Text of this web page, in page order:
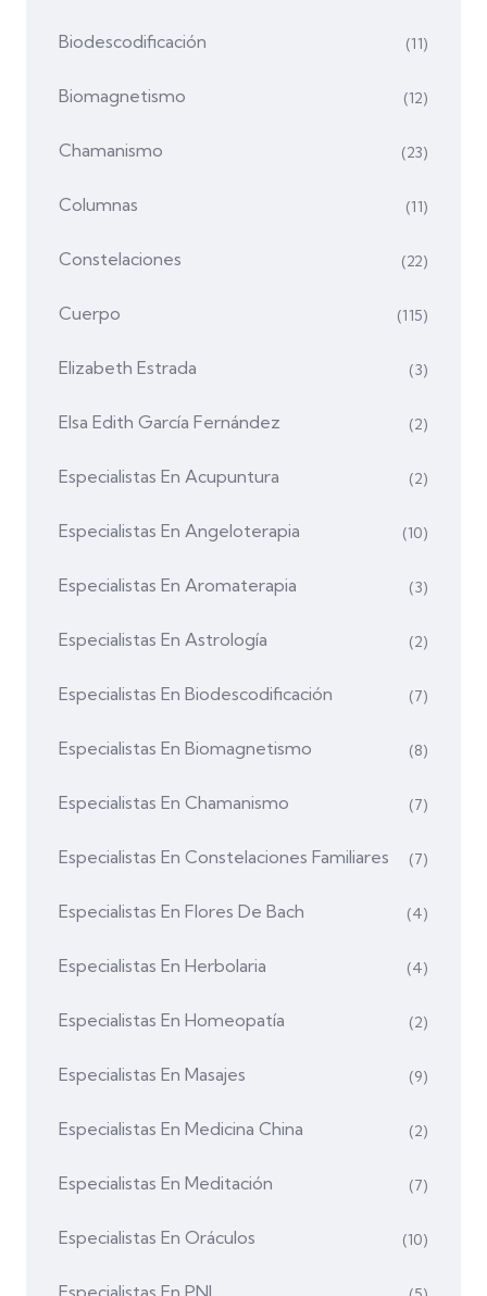
Biodescodificación (11)
Biomagnetismo (12)
Chamanismo (23)
Columnas (11)
Constelaciones (22)
Cuerpo (115)
Elizabeth Estrada (3)
Elsa Edith García Fernández (2)
Especialistas En Acupuntura (2)
Especialistas En Angeloterapia (10)
Especialistas En Aromaterapia (3)
Especialistas En Astrología (2)
Especialistas En Biodescodificación (7)
Especialistas En Biomagnetismo (8)
Especialistas En Chamanismo (7)
Especialistas En Constelaciones Familiares (7)
Especialistas En Flores De Bach (4)
Especialistas En Herbolaria (4)
Especialistas En Homeopatía (2)
Especialistas En Masajes (9)
Especialistas En Medicina China (2)
Especialistas En Meditación (7)
Especialistas En Oráculos (10)
Especialistas En PNL